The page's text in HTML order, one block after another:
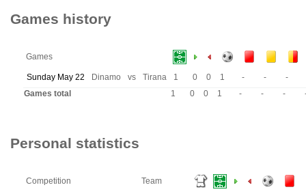
Games history
Games
Sunday May 22 Dinamo vs Tirana 1 0 0 1 - -
-
Games total
1 0 0 1 - - -
Personal statistics
Competition Team